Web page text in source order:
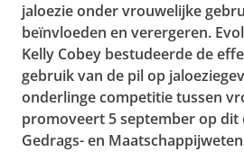
jaloezie onder vrouwelijke
beïnvloeden en verergeren.
Kelly Cobey bestudeerde de
gebruik van de pil op
onderlinge competitie tussen
promoveert 5 september op dit
Gedrags- en